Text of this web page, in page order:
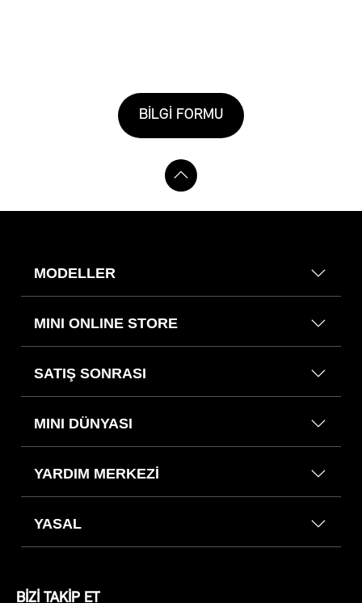
BİLGİ FORMU
MODELLER
MINI ONLINE STORE
SATIŞ SONRASI
MINI DÜNYASI
YARDIM MERKEZİ
YASAL
BİZİ TAKİP ET